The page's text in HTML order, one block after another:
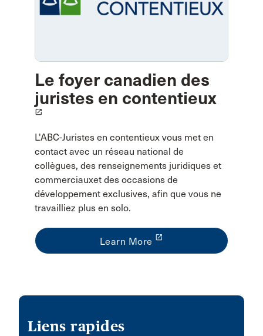
Le foyer canadien des
juristes en contentieux
launch
L'ABC-Juristes en contentieux vous met en
contact avec un réseau national de
collègues, des renseignements juridiques et
commerciauxet des occasions de
développement exclusives, afin que vous ne
travailliez plus en solo.
Learn More launch
Liens rapides